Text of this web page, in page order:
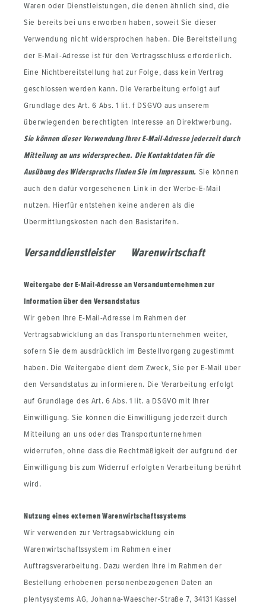
Waren oder Dienstleistungen, die denen ähnlich sind, die
Sie bereits bei uns erworben haben, soweit Sie dieser
Verwendung nicht widersprochen haben. Die Bereitstellung
der E-Mail-Adresse ist für den Vertragsschluss erforderlich.
Eine Nichtbereitstellung hat zur Folge, dass kein Vertrag
geschlossen werden kann. Die Verarbeitung erfolgt auf
Grundlage des Art. 6 Abs. 1 lit. f DSGVO aus unserem
überwiegenden berechtigten Interesse an Direktwerbung.
Sie können dieser Verwendung Ihrer E-Mail-Adresse jederzeit durch
Mitteilung an uns widersprechen. Die Kontaktdaten für die
Ausübung des Widerspruchs finden Sie im Impressum. Sie können
auch den dafür vorgesehenen Link in der Werbe-E-Mail
nutzen. Hierfür entstehen keine anderen als die
Übermittlungskosten nach den Basistarifen.
Versanddienstleister Warenwirtschaft
Weitergabe der E-Mail-Adresse an Versandunternehmen zur
Information über den Versandstatus
Wir geben Ihre E-Mail-Adresse im Rahmen der
Vertragsabwicklung an das Transportunternehmen weiter,
sofern Sie dem ausdrücklich im Bestellvorgang zugestimmt
haben. Die Weitergabe dient dem Zweck, Sie per E-Mail über
den Versandstatus zu informieren. Die Verarbeitung erfolgt
auf Grundlage des Art. 6 Abs. 1 lit. a DSGVO mit Ihrer
Einwilligung. Sie können die Einwilligung jederzeit durch
Mitteilung an uns oder das Transportunternehmen
widerrufen, ohne dass die Rechtmäßigkeit der aufgrund der
Einwilligung bis zum Widerruf erfolgten Verarbeitung berührt
wird.
Nutzung eines externen Warenwirtschaftssystems
Wir verwenden zur Vertragsabwicklung ein
Warenwirtschaftssystem im Rahmen einer
Auftragsverarbeitung. Dazu werden Ihre im Rahmen der
Bestellung erhobenen personenbezogenen Daten an
plentysystems AG, Johanna-Waescher-Straße 7, 34131 Kassel